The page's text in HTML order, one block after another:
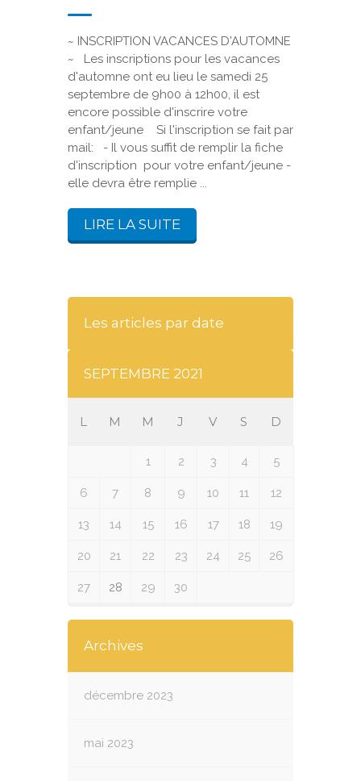
~ INSCRIPTION VACANCES D'AUTOMNE
~ Les inscriptions pour les vacances
d'automne ont eu lieu le samedi 25
septembre de 9h00 à 12h00, il est
encore possible d'inscrire votre
enfant/jeune Si l'inscription se fait par
mail: - Il vous suffit de remplir la fiche
d'inscription pour votre enfant/jeune -
elle devra être remplie ...
LIRE LA SUITE
Les articles par date
SEPTEMBRE 2021
L M M J V S D
1 2 3 4 5
6 7 8 9 10 11 12
13 14 15 16 17 18 19
20 21 22 23 24 25 26
27 28 29 30
Archives
décembre 2023
mai 2023